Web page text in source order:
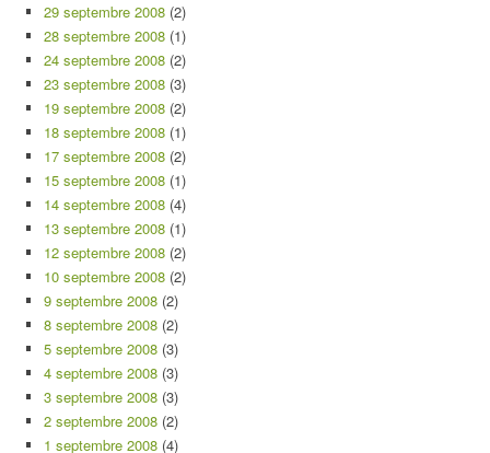
29 septembre 2008 (2)
28 septembre 2008 (1)
24 septembre 2008 (2)
23 septembre 2008 (3)
19 septembre 2008 (2)
18 septembre 2008 (1)
17 septembre 2008 (2)
15 septembre 2008 (1)
14 septembre 2008 (4)
13 septembre 2008 (1)
12 septembre 2008 (2)
10 septembre 2008 (2)
9 septembre 2008 (2)
8 septembre 2008 (2)
5 septembre 2008 (3)
4 septembre 2008 (3)
3 septembre 2008 (3)
2 septembre 2008 (2)
1 septembre 2008 (4)